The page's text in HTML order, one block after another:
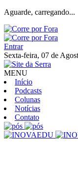
Aguarde, carregando...
Entrar
Sexta-feira, 07 de
MENU
Início
Podcasts
Colunas
Notícias
Contato